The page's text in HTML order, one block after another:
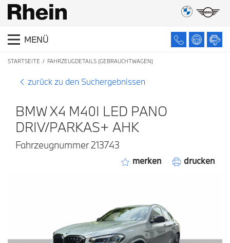
MENÜ
STARTSEITE FAHRZEUGDETAILS (GEBRAUCHTWAGEN)
zurück zu den Suchergebnissen
BMW X4 M40I LED PANO
DRIV/PARKAS+ AHK
Fahrzeugnummer 213743
merken drucken